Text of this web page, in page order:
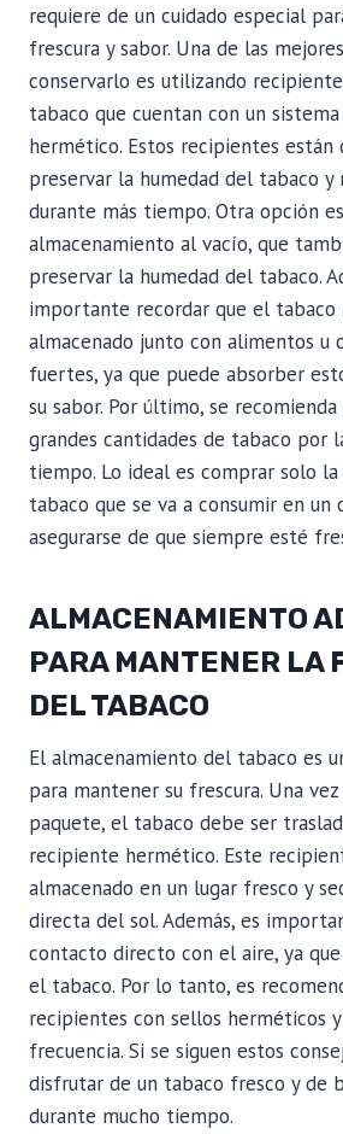
requiere de un cuidado especial
frescura y sabor. Una de las
conservarlo es utilizando
tabaco que cuentan con un
hermético. Estos recipientes están
preservar la humedad del tabaco
durante más tiempo. Otra opción
almacenamiento al vacío, que
preservar la humedad del tabaco.
importante recordar que el tabaco
almacenado junto con alimentos u
fuertes, ya que puede absorber
su sabor. Por último, se
grandes cantidades de tabaco por
tiempo. Lo ideal es comprar solo
tabaco que se va a consumir en
asegurarse de que siempre esté
ALMACENAMIENTO
PARA MANTENER LA
DEL TABACO
El almacenamiento del tabaco es
para mantener su frescura. Una
paquete, el tabaco debe ser
recipiente hermético. Este
almacenado en un lugar fresco y
directa del sol. Además, es
contacto directo con el aire, ya
el tabaco. Por lo tanto, es
recipientes con sellos herméticos
frecuencia. Si se siguen estos
disfrutar de un tabaco fresco y de
durante mucho tiempo.